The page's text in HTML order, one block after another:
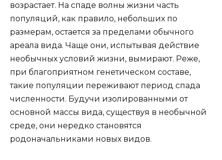
возрастает. На спаде волны жизни часть
популяций, как правило, небольших по
размерам, остается за пределами обычного
ареала вида. Чаще они, испытывая действие
необычных условий жизни, вымирают. Реже,
при благоприятном генетическом составе,
такие популяции переживают период спада
численности. Будучи изолированными от
основной массы вида, существуя в необычной
среде, они нередко становятся
родоначальниками новых видов.